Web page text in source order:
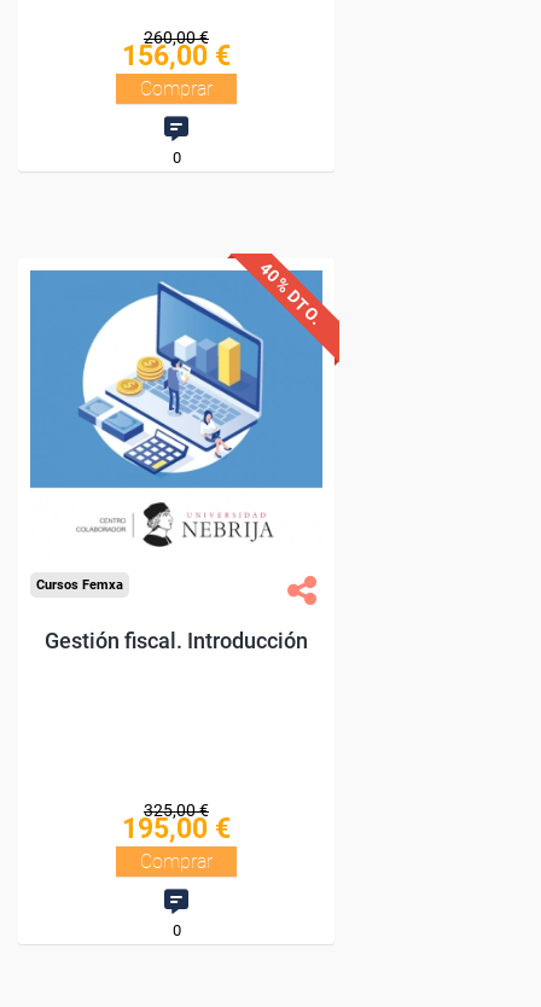
260,00 €
156,00 €
Comprar
0
Descuentos especiales
Sin requisitos de acceso
Doble titulación.
Compra segura
40% DTO.
Cursos Femxa
Gestión fiscal. Introducción
325,00 €
195,00 €
Comprar
0